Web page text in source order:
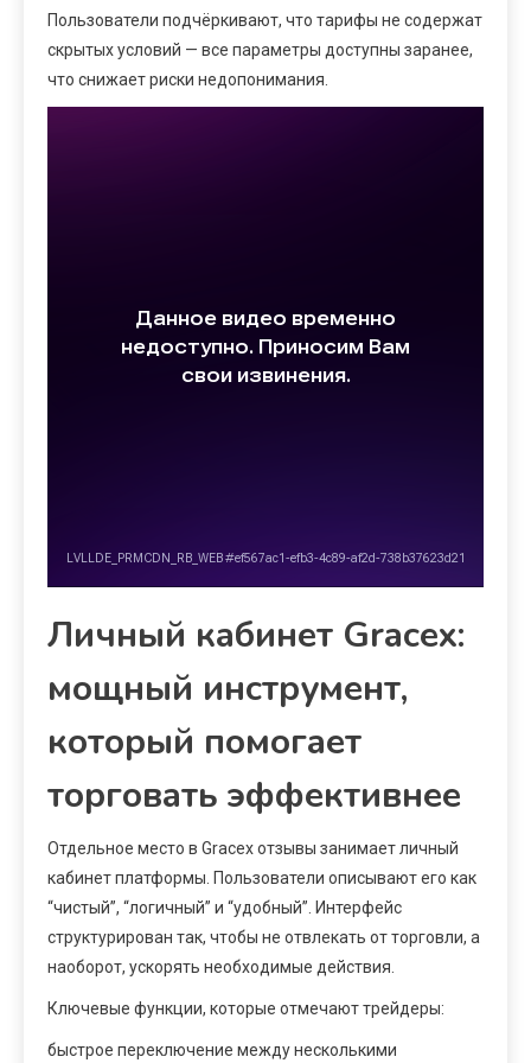
Пользователи подчёркивают, что тарифы не содержат
скрытых условий — все параметры доступны заранее,
что снижает риски недопонимания.
Личный кабинет Gracex:
мощный инструмент,
который помогает
торговать эффективнее
Отдельное место в Gracex отзывы занимает личный
кабинет платформы. Пользователи описывают его как
“чистый”, “логичный” и “удобный”. Интерфейс
структурирован так, чтобы не отвлекать от торговли, а
наоборот, ускорять необходимые действия.
Ключевые функции, которые отмечают трейдеры:
быстрое переключение между несколькими